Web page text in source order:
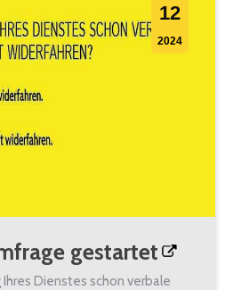
12
2024
gestartet
Ihres Dienstes schon verbale